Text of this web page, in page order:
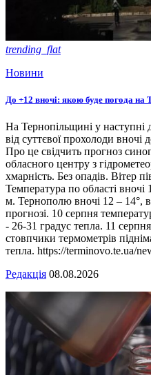
trending_flat
Новини
До +12 вночі: якою буде погода на
На Тернопільщині у наступні
від суттєвої прохолоди вночі
Про це свідчить прогноз
обласного центру з
хмарність. Без опадів. Вітер
Температура по області
м. Тернополю вночі 12 – 14°,
прогнозі. 10 серпня
- 26-31 градус тепла. 11
стовпчики термометрів
тепла. https://terminovo.te.ua/
Редакція 08.08.2026